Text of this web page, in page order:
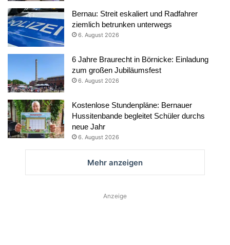
Bernau: Streit eskaliert und Radfahrer
ziemlich betrunken unterwegs
6. August 2026
6 Jahre Braurecht in Börnicke: Einladung
zum großen Jubiläumsfest
6. August 2026
Kostenlose Stundenpläne: Bernauer
Hussitenbande begleitet Schüler durchs
neue Jahr
6. August 2026
Mehr anzeigen
Anzeige